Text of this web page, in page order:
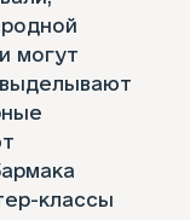
могут
выделывают
классы